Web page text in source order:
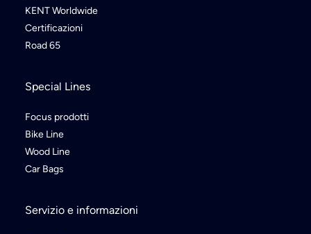
KENT Worldwide
Certificazioni
Road 65
Special Lines
Focus prodotti
Bike Line
Wood Line
Car Bags
Servizio e informazioni